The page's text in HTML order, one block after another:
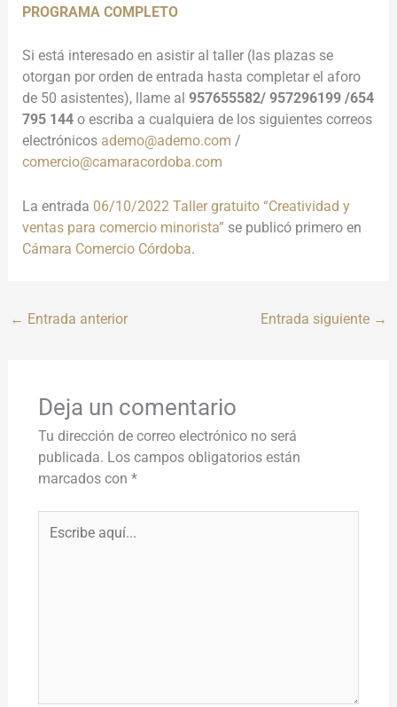
PROGRAMA COMPLETO
Si está interesado en asistir al taller (las plazas se
otorgan por orden de entrada hasta completar el aforo
de 50 asistentes), llame al 957655582/ 957296199 /654
795 144o escriba a cualquiera de los siguientes correos
electrónicos ademo@ademo.com /
comercio@camaracordoba.com
La entrada 06/10/2022 Taller gratuito “Creatividad y
ventas para comercio minorista” se publicó primero en
Cámara Comercio Córdoba.
← Entrada anterior Entrada siguiente →
Deja un comentario
Tu dirección de correo electrónico no será
publicada. Los campos obligatorios están
marcados con *
aquí...